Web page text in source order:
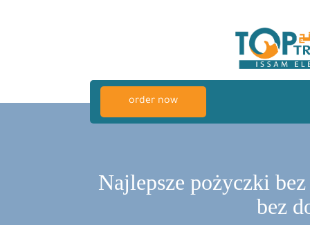
order now
Najlepsze pożyczki
bez